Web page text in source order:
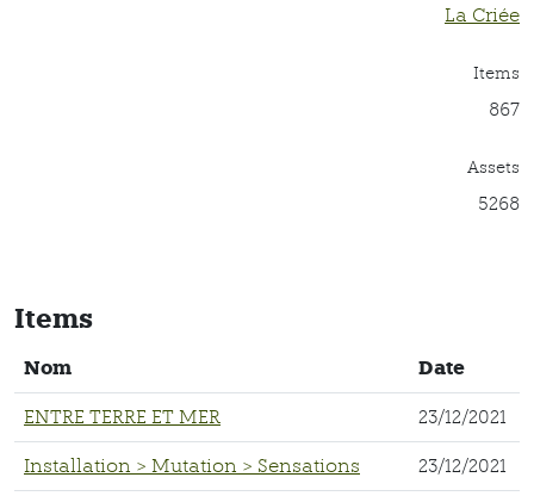
La Criée
Items
867
Assets
5268
Items
Nom Date
ENTRE TERRE ET MER 23/12/2021
Installation > Mutation > Sensations 23/12/2021